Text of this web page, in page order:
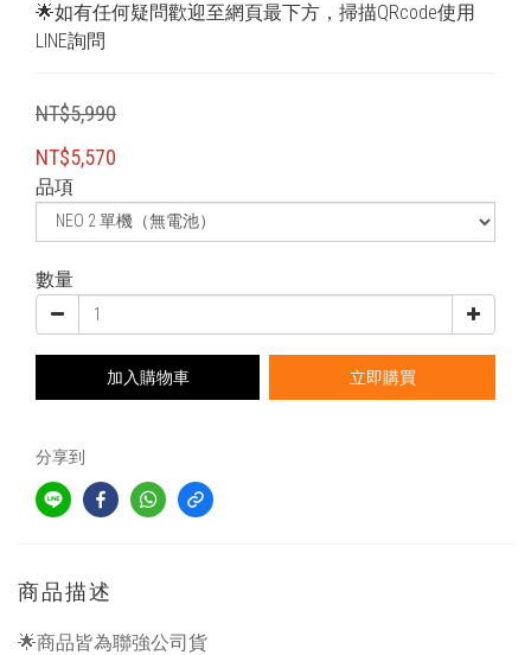
🌟如有任何疑問歡迎至網頁最下方，掃描QRcode使用
LINE詢問
NT$5,990
NT$5,570
品項
數量
加入購物車 立即購買
分享到
商品描述
🌟商品皆為聯強公司貨